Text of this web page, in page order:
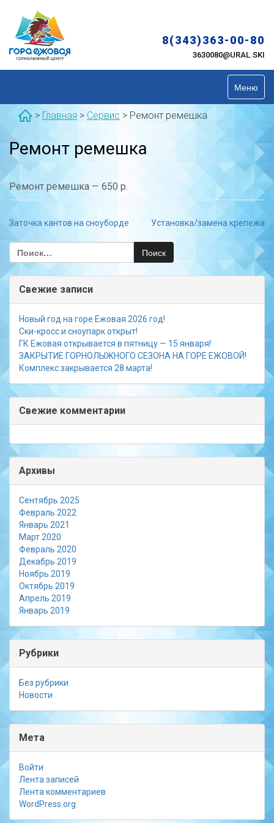
content
8(343)363-00-80
3630080@URAL.SKI
Меню
> Главная > Сервис > Ремонт ремешка
Ремонт ремешка
Ремонт ремешка — 650 р.
Навигация
записям
Заточка кантов на сноуборде Установка/замена крепежа
Найти:
Свежие записи
Новый год на горе Ежовая 2026 год!
Ски-кросс и сноупарк открыт!
ГК Ежовая открывается в пятницу — 15 января!
ЗАКРЫТИЕ ГОРНОЛЫЖНОГО СЕЗОНА НА ГОРЕ ЕЖОВОЙ!
Комплекс закрывается 28 марта!
Свежие комментарии
Архивы
Сентябрь 2025
Февраль 2022
Январь 2021
Март 2020
Февраль 2020
Декабрь 2019
Ноябрь 2019
Октябрь 2019
Апрель 2019
Январь 2019
Рубрики
Без рубрики
Новости
Мета
Войти
Лента записей
Лента комментариев
WordPress.org